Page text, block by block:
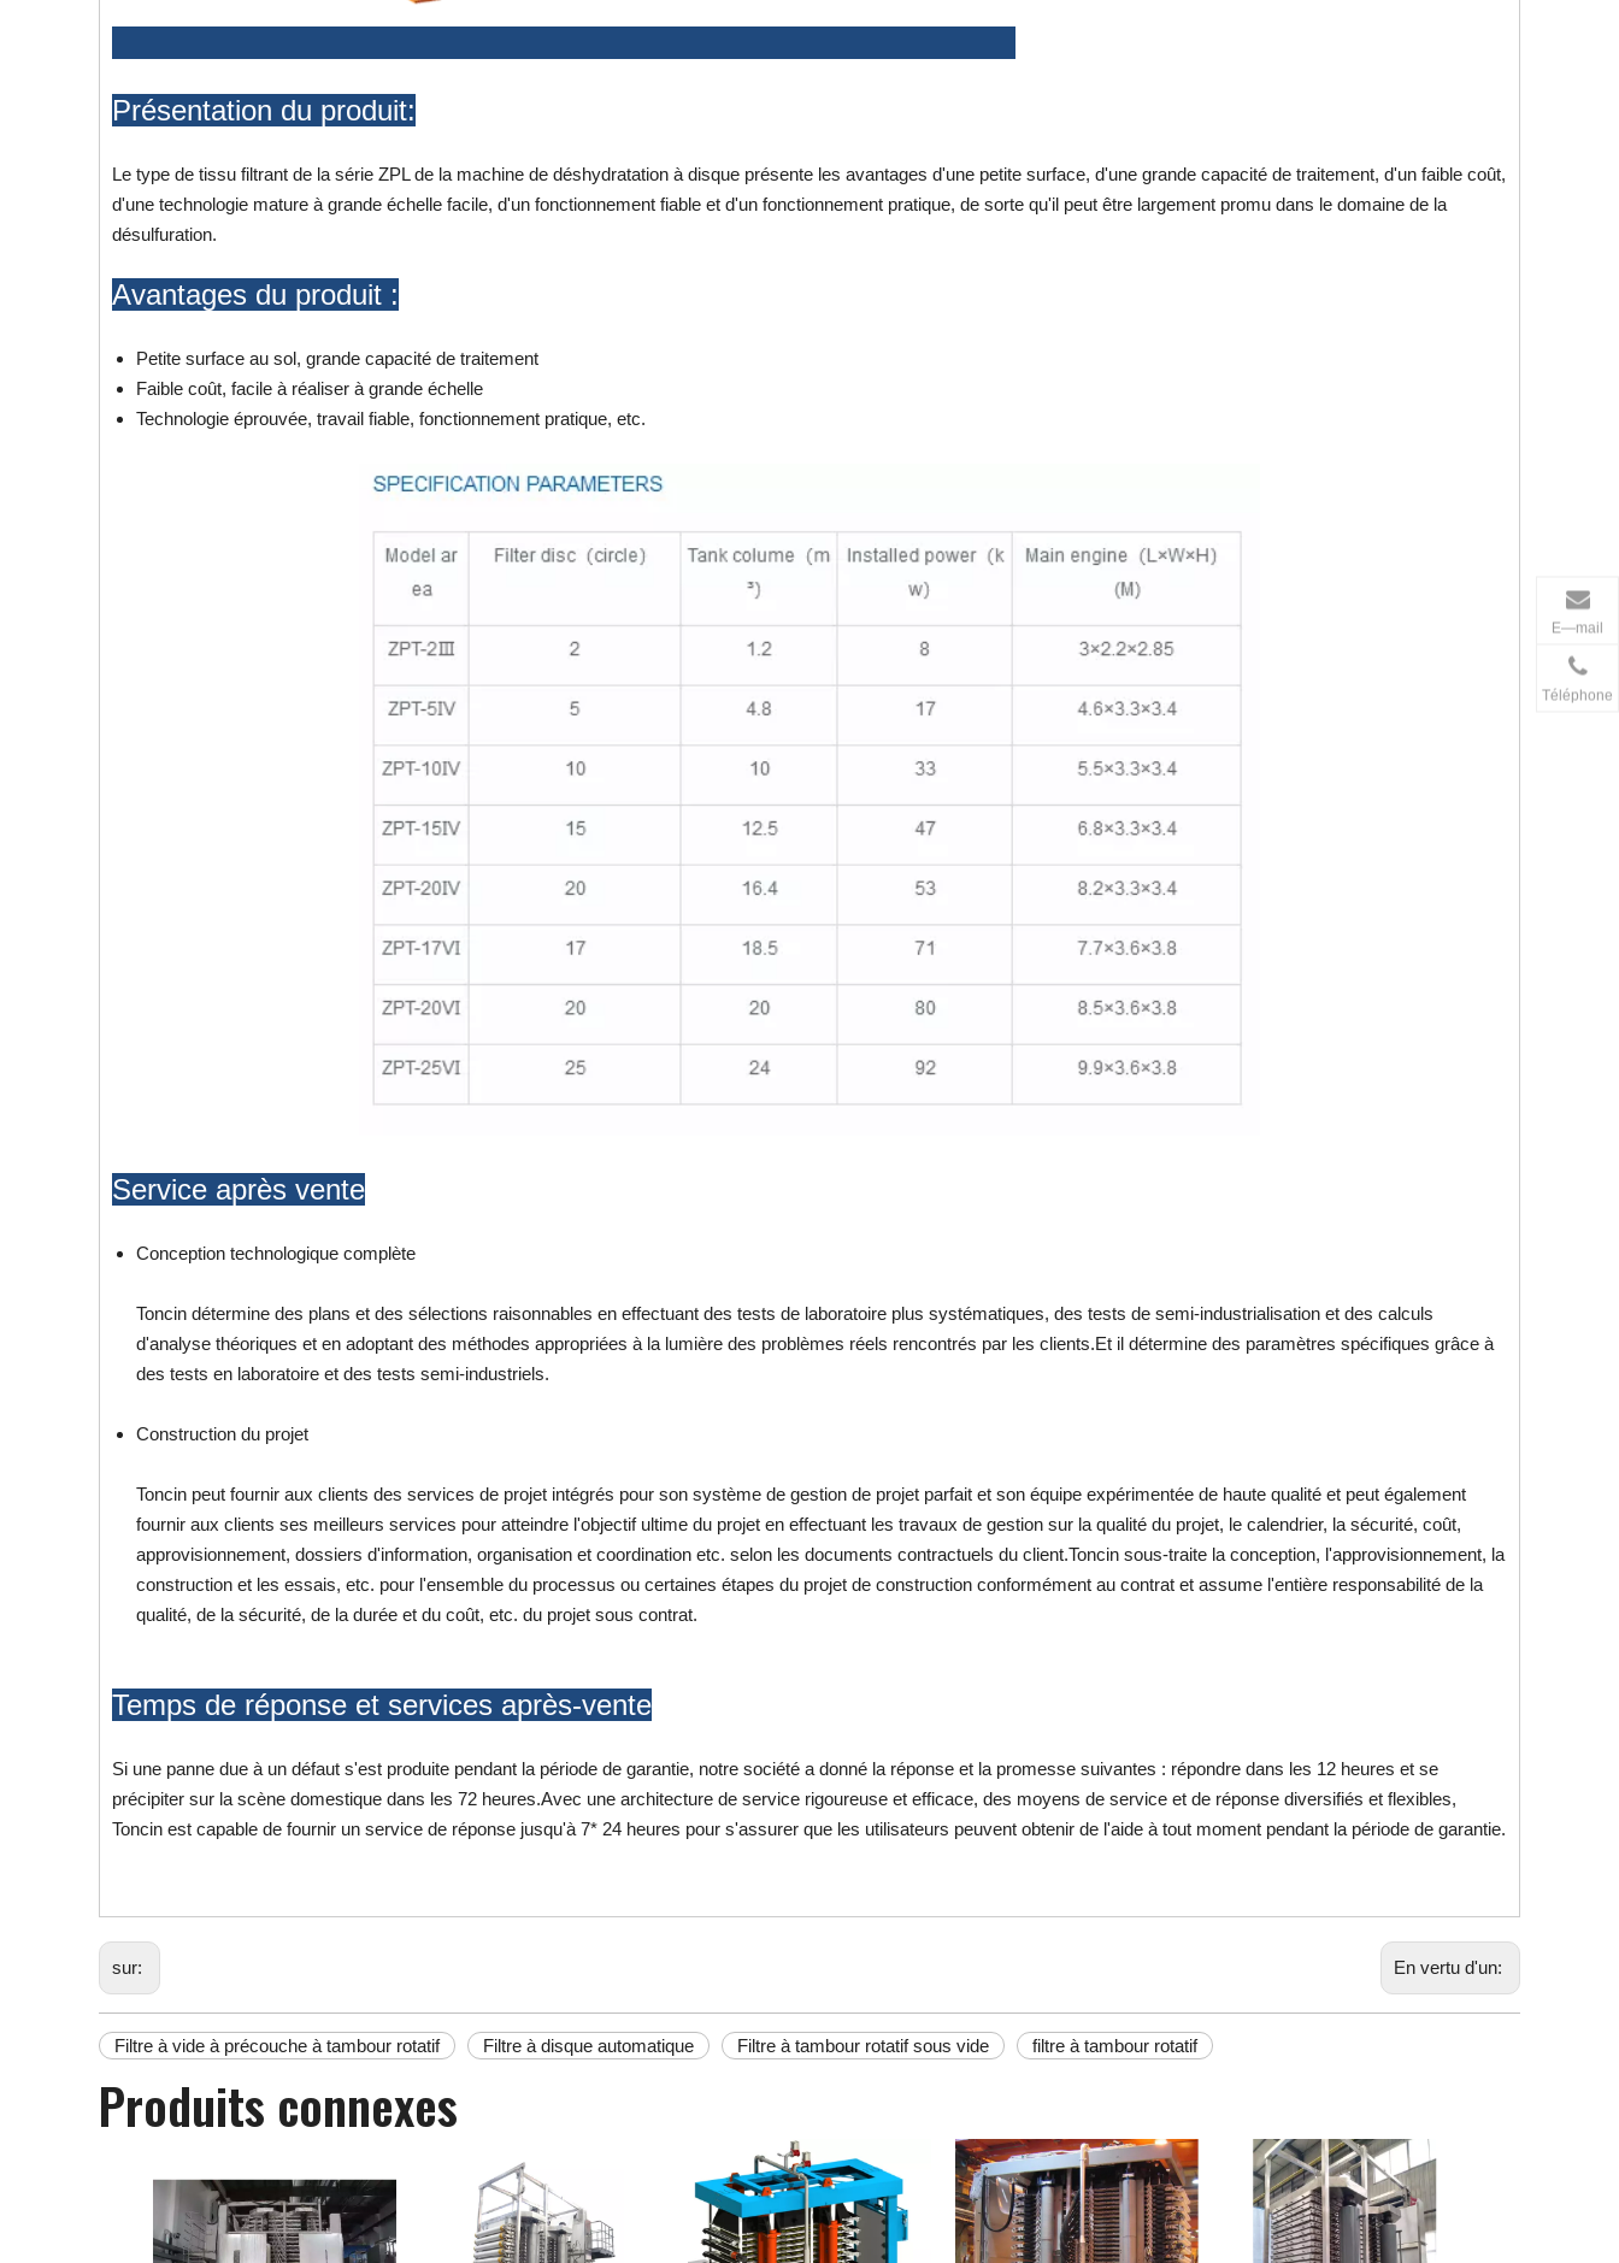
E—mail
Téléphone
Présentation du produit:
Le type de tissu filtrant de la série ZPL de la machine de déshydratation à disque présente les avantages d'une petite surface, d'une grande capacité de traitement, d'un faible coût,
d'une technologie mature à grande échelle facile, d'un fonctionnement fiable et d'un fonctionnement pratique, de sorte qu'il peut être largement promu dans le domaine de la
désulfuration.
Avantages du produit :
Petite surface au sol, grande capacité de traitement
Faible coût, facile à réaliser à grande échelle
Technologie éprouvée, travail fiable, fonctionnement pratique, etc.
Service après vente
Conception technologique complète
Toncin détermine des plans et des sélections raisonnables en effectuant des tests de laboratoire plus systématiques, des tests de semi-industrialisation et des calculs
d'analyse théoriques et en adoptant des méthodes appropriées à la lumière des problèmes réels rencontrés par les clients.Et il détermine des paramètres spécifiques grâce à
des tests en laboratoire et des tests semi-industriels.
Construction du projet
Toncin peut fournir aux clients des services de projet intégrés pour son système de gestion de projet parfait et son équipe expérimentée de haute qualité et peut également
fournir aux clients ses meilleurs services pour atteindre l'objectif ultime du projet en effectuant les travaux de gestion sur la qualité du projet, le calendrier, la sécurité, coût,
approvisionnement, dossiers d'information, organisation et coordination etc. selon les documents contractuels du client.Toncin sous-traite la conception, l'approvisionnement, la
construction et les essais, etc. pour l'ensemble du processus ou certaines étapes du projet de construction conformément au contrat et assume l'entière responsabilité de la
qualité, de la sécurité, de la durée et du coût, etc. du projet sous contrat.
Temps de réponse et services après-vente
Si une panne due à un défaut s'est produite pendant la période de garantie, notre société a donné la réponse et la promesse suivantes : répondre dans les 12 heures et se
précipiter sur la scène domestique dans les 72 heures.Avec une architecture de service rigoureuse et efficace, des moyens de service et de réponse diversifiés et flexibles,
Toncin est capable de fournir un service de réponse jusqu'à 7* 24 heures pour s'assurer que les utilisateurs peuvent obtenir de l'aide à tout moment pendant la période de garantie.
sur: En vertu d'un:
Filtre à vide à précouche à tambour rotatif Filtre à disque automatique Filtre à tambour rotatif sous vide filtre à tambour rotatif
Produits connexes